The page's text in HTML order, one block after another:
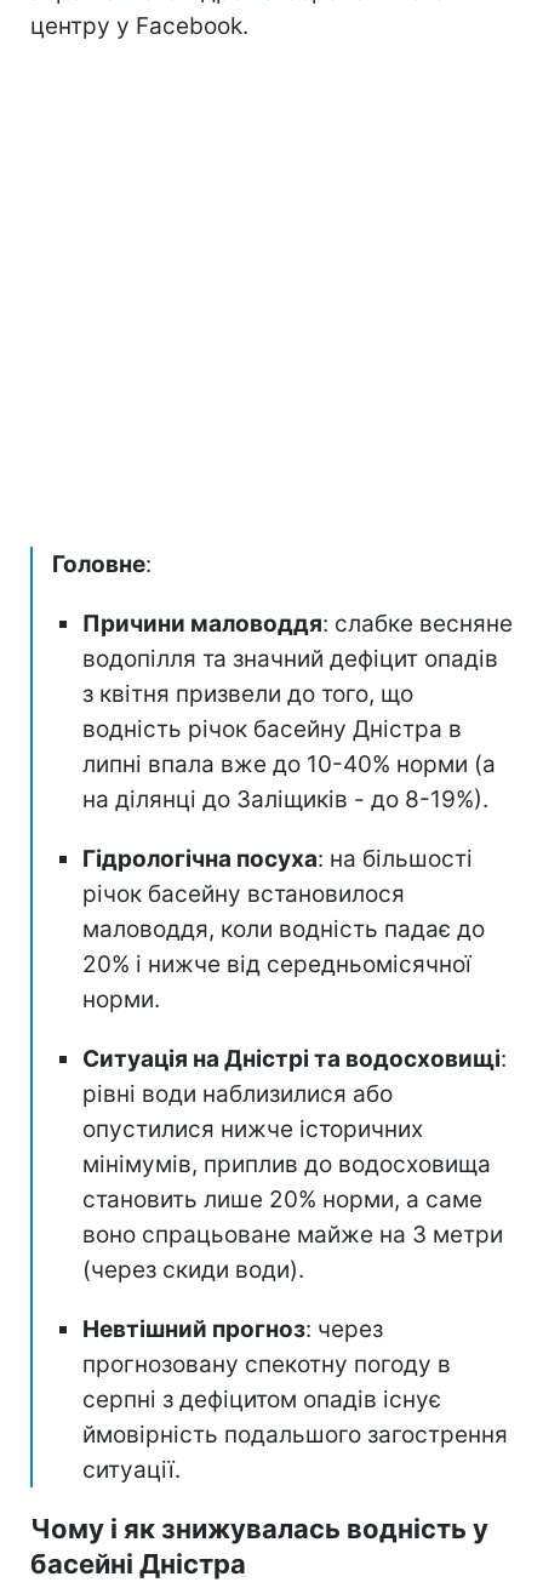
Стихія не застане зненацька! Слідкуй за
змінами погоди зРБК-Україна у Google
Причини маловоддя: слабке весняне
водопілля та значний дефіцит опадів
з квітня призвели до того, що
водність річок басейну Дністра в
на ділянці до Заліщиків - до 8-19%).
Гідрологічна посуха: на більшості
річок басейну встановилося
маловоддя, коли водність падає до
20% і нижче від середньомісячної
норми.
Ситуація на Дністрі та водосховищі
рівні води наблизилися або
опустилися нижче історичних
мінімумів, приплив до водосховища
становить лише 20% норми, а саме
(через скиди води).